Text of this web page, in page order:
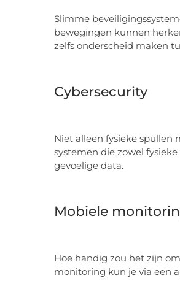
Slimme
bewegingen kunnen
zelfs onderscheid maken
Cybersecurity
Niet alleen fysieke spullen
systemen die zowel
gevoelige data.
Mobiele
Hoe handig zou het zijn
monitoring kun je via een